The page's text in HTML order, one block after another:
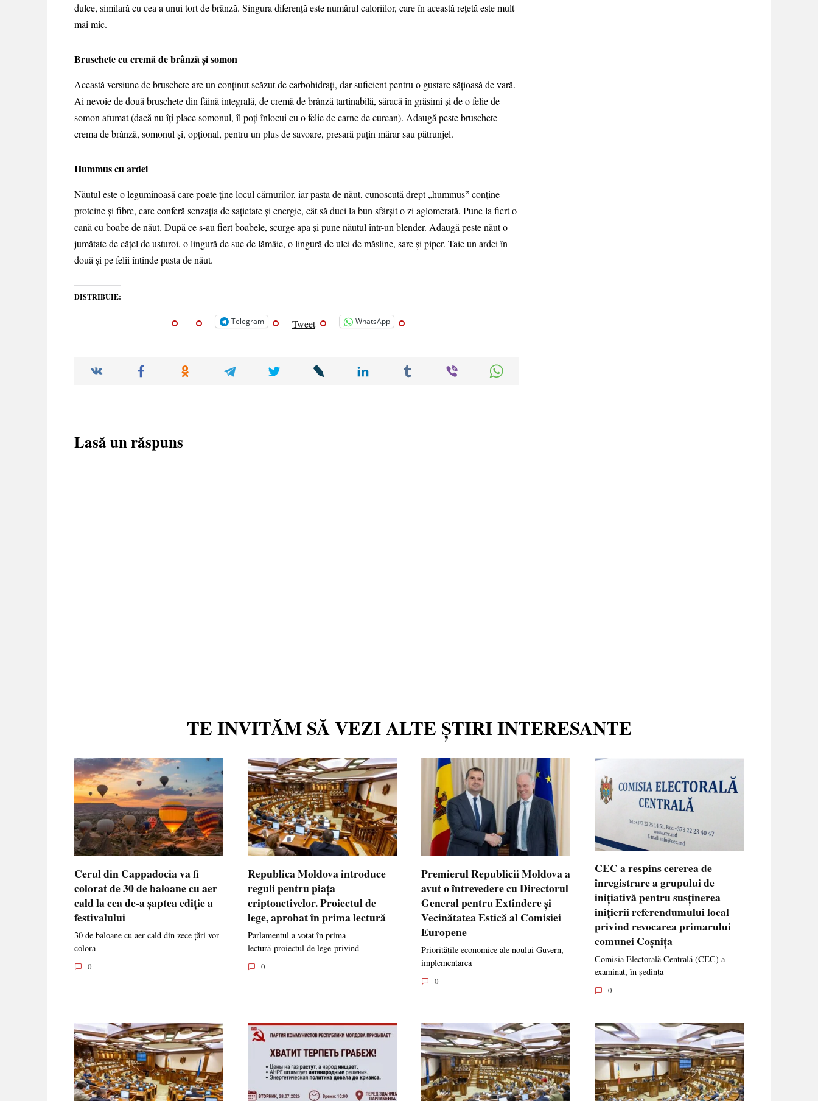
dulce, similară cu cea a unui tort de brânză. Singura diferenţă este numărul caloriilor, care în această reţetă este mult
mai mic.
Bruschete cu cremă de brânză şi somon
Această versiune de bruschete are un conţinut scăzut de carbohidraţi, dar suficient pentru o gustare săţioasă de vară.
Ai nevoie de două bruschete din făină integrală, de cremă de brânză tartinabilă, săracă în grăsimi şi de o felie de
somon afumat (dacă nu îţi place somonul, îl poţi înlocui cu o felie de carne de curcan). Adaugă peste bruschete
crema de brânză, somonul şi, opţional, pentru un plus de savoare, presară puţin mărar sau pătrunjel.
Hummus cu ardei
Năutul este o leguminoasă care poate ţine locul cărnurilor, iar pasta de năut, cunoscută drept „hummus‟ conţine
proteine şi fibre, care conferă senzaţia de saţietate şi energie, cât să duci la bun sfârşit o zi aglomerată. Pune la fiert o
cană cu boabe de năut. După ce s-au fiert boabele, scurge apa şi pune năutul într-un blender. Adaugă peste năut o
jumătate de căţel de usturoi, o lingură de suc de lămâie, o lingură de ulei de măsline, sare şi piper. Taie un ardei în
două şi pe felii întinde pasta de năut.
DISTRIBUIE:
Telegram Tweet WhatsApp
Lasă un răspuns
TE INVITĂM SĂ VEZI ALTE ȘTIRI INTERESANTE
Cerul din Cappadocia va fi
colorat de 30 de baloane cu aer
cald la cea de-a șaptea ediție a
festivalului
30 de baloane cu aer cald din zece țări vor
colora
0
Republica Moldova introduce
reguli pentru piața
criptoactivelor. Proiectul de
lege, aprobat în prima lectură
Parlamentul a votat în prima
lectură proiectul de lege privind
0
Premierul Republicii Moldova a
avut o întrevedere cu Directorul
General pentru Extindere și
Vecinătatea Estică al Comisiei
Europene
Prioritățile economice ale noului Guvern,
implementarea
0
CEC a respins cererea de
înregistrare a grupului de
inițiativă pentru susținerea
inițierii referendumului local
privind revocarea primarului
comunei Coșnița
Comisia Electorală Centrală (CEC) a
examinat, în ședința
0